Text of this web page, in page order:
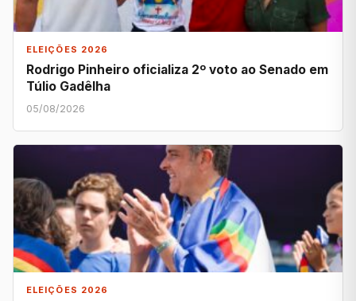
ELEIÇÕES 2026
Rodrigo Pinheiro oficializa 2º voto ao Senado em
Túlio Gadêlha
05/08/2026
ELEIÇÕES 2026